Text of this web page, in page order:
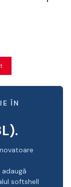
ÎN
softshell